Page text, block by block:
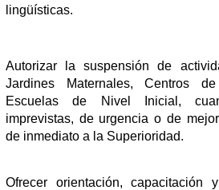
lingüísticas.
Autorizar la suspensión de
Jardines Maternales, Centros
Escuelas de Nivel Inicial,
imprevistas, de urgencia o de
de inmediato a la Superioridad.
Ofrecer orientación, capacitación